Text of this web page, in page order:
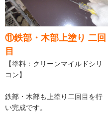
⑪鉄部・木部上塗り 二回
目
【塗料：クリーンマイルドシリ
コン】
鉄部・木部も上塗り二回目を行
い完成です。